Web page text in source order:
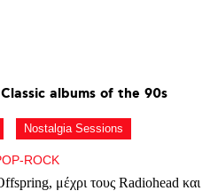
Classic albums of the 90s
Nostalgia Sessions
ROCK
μέχρι τους Radiohead και